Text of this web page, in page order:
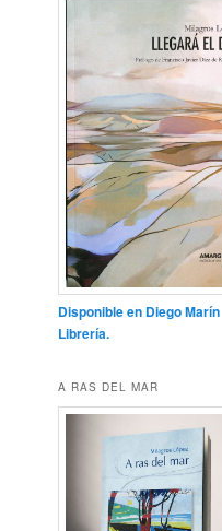
Disponible en Diego Marín
Librería.
A RAS DEL MAR